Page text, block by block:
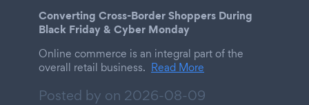
Converting Cross-Border Shoppers During
Black Friday & Cyber Monday
Online commerce is an integral part of the
overall retail business. Read More
Posted by on 2026-08-09